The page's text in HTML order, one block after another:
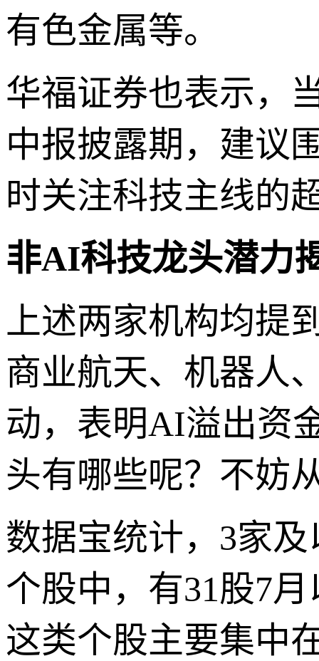
有色金属等。
华福证券也表示，
中报披露期，建议
时关注科技主线的
非AI科技龙头潜力
上述两家机构均提
商业航天、机器人
动，表明AI溢出资
头有哪些呢？不妨
数据宝统计，3家
个股中，有31股7
这类个股主要集中